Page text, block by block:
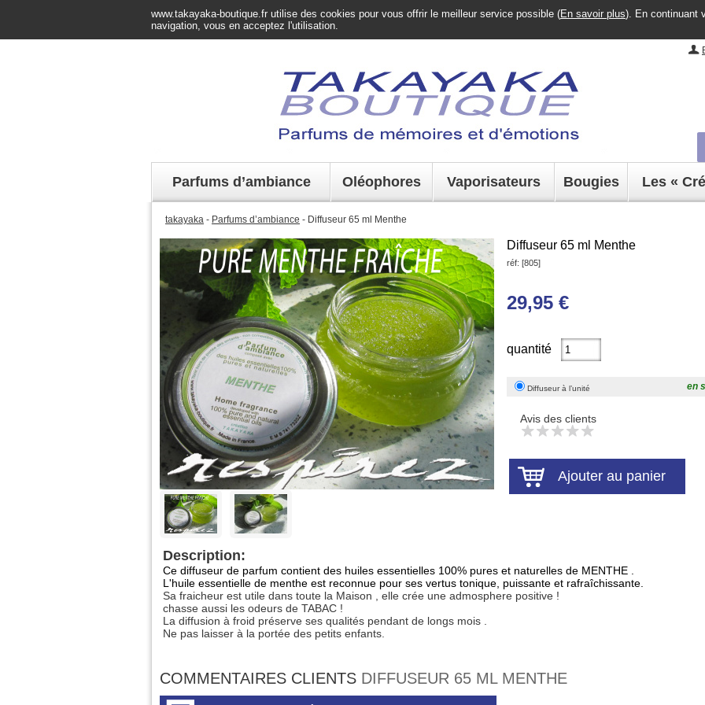
www.takayaka-boutique.fr utilise des cookies pour vous offrir le meilleur service possible (En savoir plus). En continuant
navigation, vous en acceptez l'utilisation.
Parfums d’ambiance Oléophores Vaporisateurs Bougies Les «
takayaka - Parfums d’ambiance - Diffuseur 65 ml Menthe
Diffuseur 65 ml Menthe
réf: [805]
29,95 €
quantité
Diffuseur à l’unité en
Avis des clients
Description:
Ce diffuseur de parfum contient des huiles essentielles 100% pures et naturelles de MENTHE .
L'huile essentielle de menthe est reconnue pour ses vertus tonique, puissante et rafraîchissante.
Sa fraicheur est utile dans toute la Maison , elle crée une admosphere positive !
chasse aussi les odeurs de TABAC !
La diffusion à froid préserve ses qualités pendant de longs mois .
Ne pas laisser à la portée des petits enfants.
COMMENTAIRES CLIENTS DIFFUSEUR 65 ML MENTHE